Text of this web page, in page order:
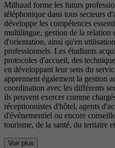
Milhaud forme les futurs
téléphonique dans tous secteurs
développe les compétences
multilingue, gestion de la relation
d'orientation, ainsi qu'en
professionnels. Les étudiants
protocoles d'accueil, des
en développant leur sens du
apprennent également la gestion
coordination avec les différents
ils peuvent exercer comme
réceptionnistes d'hôtel, agents
d'événementiel ou encore
tourisme, de la santé, du tertiaire
Voir plus